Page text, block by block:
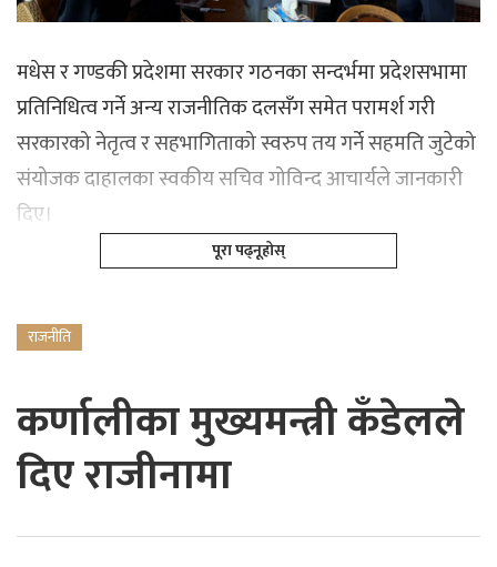
मधेस र गण्डकी प्रदेशमा सरकार गठनका सन्दर्भमा प्रदेशसभामा
प्रतिनिधित्व गर्ने अन्य राजनीतिक दलसँग समेत परामर्श गरी
सरकारको नेतृत्व र सहभागिताको स्वरुप तय गर्ने सहमति जुटेको
संयोजक दाहालका स्वकीय सचिव गोविन्द आचार्यले जानकारी
दिए।
पूरा पढ्नूहोस्
राजनीति
कर्णालीका मुख्यमन्त्री कँडेलले
दिए राजीनामा